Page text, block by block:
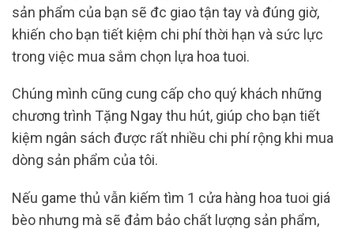
sản phẩm của bạn sẽ đc giao tận tay và đúng giờ,
khiến cho bạn tiết kiệm chi phí thời hạn và sức lực
trong việc mua sắm chọn lựa hoa tuoi.
Chúng mình cũng cung cấp cho quý khách những
chương trình Tặng Ngay thu hút, giúp cho bạn tiết
kiệm ngân sách được rất nhiều chi phí rộng khi mua
dòng sản phẩm của tôi.
Nếu game thủ vẫn kiếm tìm 1 cửa hàng hoa tuoi giá
bèo nhưng mà sẽ đảm bảo chất lượng sản phẩm,